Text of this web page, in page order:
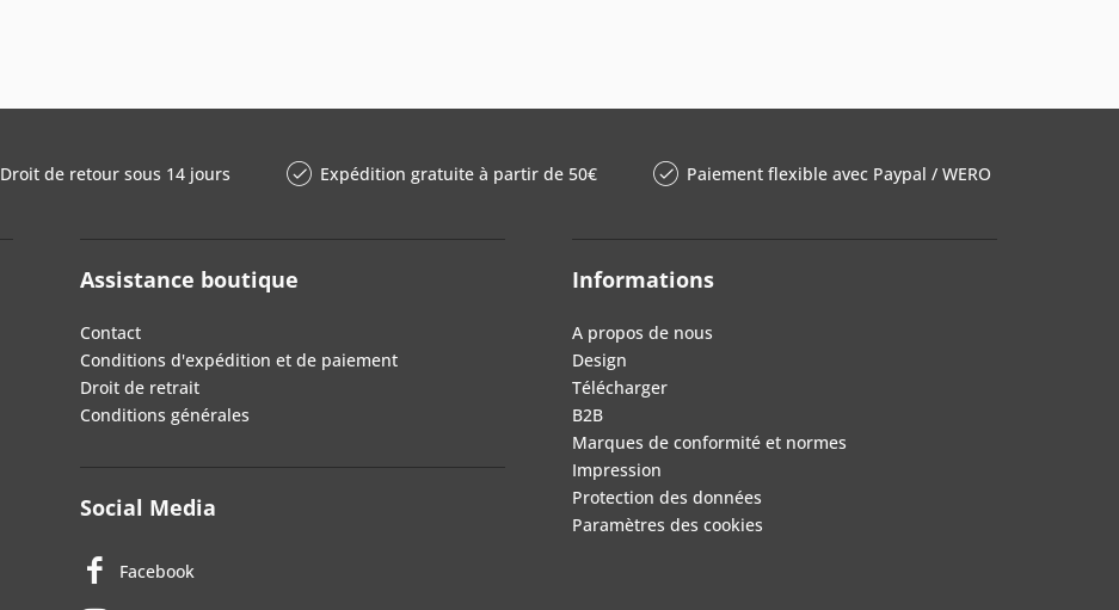
Droit de retour sous 14 jours Expédition gratuite à partir de 50€ Paiement flexible avec Paypal / WERO
Assistance boutique
Contact
Conditions d'expédition et de paiement
Droit de retrait
Conditions générales
Social Media
Facebook
Informations
A propos de nous
Design
Télécharger
B2B
Marques de conformité et normes
Impression
Protection des données
Paramètres des cookies